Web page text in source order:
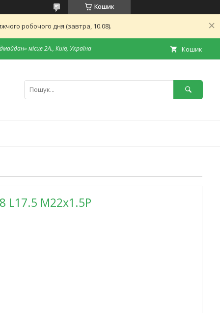
Кошик
робочого дня (завтра, 10.08).
місце 2А., Київ, Україна Кошик
L17.5 M22x1.5P